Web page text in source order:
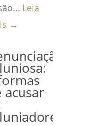
Leia
→
acusar